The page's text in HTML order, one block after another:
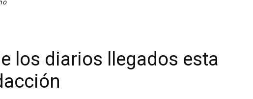
los diarios llegados esta